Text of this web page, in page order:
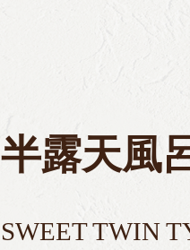
半露天風
SWEET TWIN